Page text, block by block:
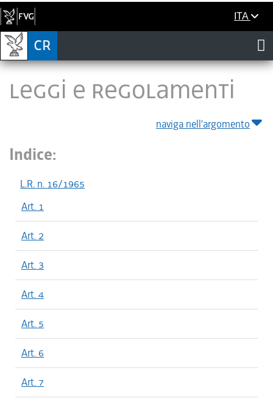
ITA
LEGGI E REGOLAMENTI
naviga nell'argomento
Indice:
L.R. n. 16/1965
Art. 1
Art. 2
Art. 3
Art. 4
Art. 5
Art. 6
Art. 7